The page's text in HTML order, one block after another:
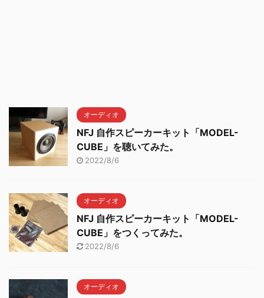
オーディオ
NFJ 自作スピーカーキット「MODEL-
CUBE」を聴いてみた。
2022/8/6
オーディオ
NFJ 自作スピーカーキット「MODEL-
CUBE」をつくってみた。
2022/8/6
オーディオ